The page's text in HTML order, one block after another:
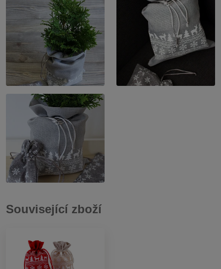
Související zboží